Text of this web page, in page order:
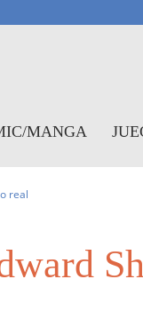
MANGA
real